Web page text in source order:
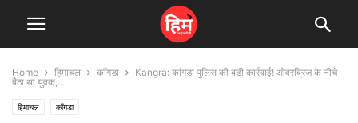
Home हिमाचल काँगडा
Kangra: कांगड़ा पुलिस की बड़ी कार्रवाई! ओवरब्रिज के नीचे
बैठा था युवक,...
हिमाचल काँगडा